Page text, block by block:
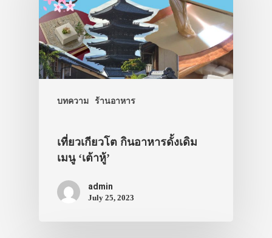
บทความ ร้านอาหาร
เที่ยวเกียวโต กินอาหารดั้งเดิม
เมนู ‘เต้าหู้’
admin
July 25, 2023
ประเทศญี่ปุ่น
เที่ยวญี่ปุ่นด้ว
รถบัส
เดินทาง
สาระน่ารู้